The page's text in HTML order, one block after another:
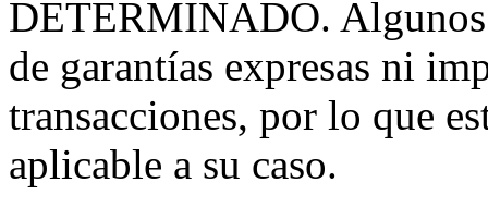
DETERMINADO. Algunos
de garantías expresas ni
transacciones, por lo que
aplicable a su caso.